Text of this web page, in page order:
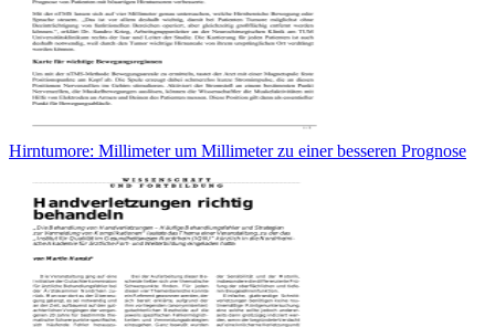
Hirntumore: Millimeter um Millimeter zu einer besseren Prognose